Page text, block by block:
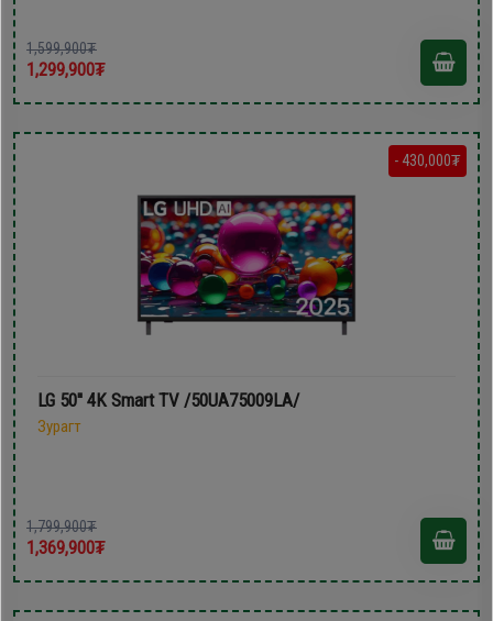
1,599,900₮
1,299,900₮
- 430,000₮
LG 50'' 4K Smart TV /50UA75009LA/
Зурагт
1,799,900₮
1,369,900₮